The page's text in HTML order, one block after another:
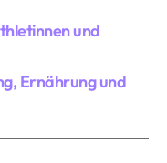
und
Ernährung und